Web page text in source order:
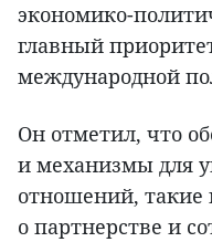
экономико-
главный
международной
Он отметил, что
и механизмы для
отношений, такие
о партнерстве и